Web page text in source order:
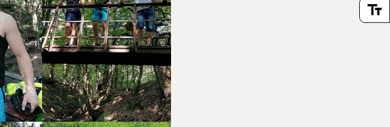
text_fields